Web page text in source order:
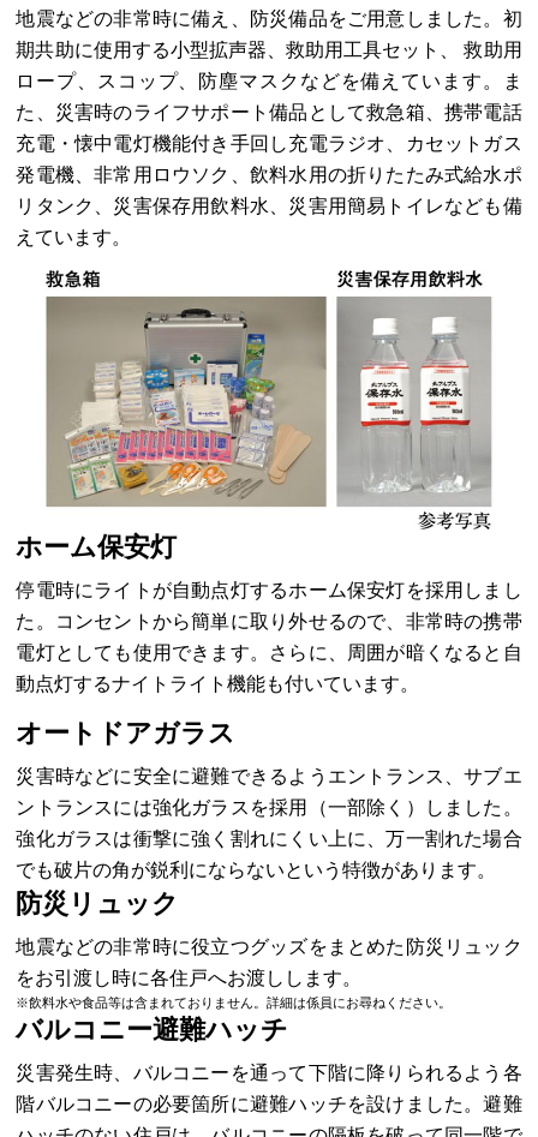
地震などの非常時に備え、防災備品をご用意しました。初
期共助に使用する小型拡声器、救助用工具セット、 救助用
ロープ、スコップ、防塵マスクなどを備えています。ま
た、災害時のライフサポート備品として救急箱、携帯電話
充電・懐中電灯機能付き手回し充電ラジオ、カセットガス
発電機、非常用ロウソク、飲料水用の折りたたみ式給水ポ
リタンク、災害保存用飲料水、災害用簡易トイレなども備
えています。
ホーム保安灯
停電時にライトが自動点灯するホーム保安灯を採用しまし
た。コンセントから簡単に取り外せるので、非常時の携帯
電灯としても使用できます。さらに、周囲が暗くなると自
動点灯するナイトライト機能も付いています。
オートドアガラス
災害時などに安全に避難できるようエントランス、サブエ
ントランスには強化ガラスを採用（一部除く）しました。
強化ガラスは衝撃に強く割れにくい上に、万一割れた場合
でも破片の角が鋭利にならないという特徴があります。
防災リュック
地震などの非常時に役立つグッズをまとめた防災リュック
をお引渡し時に各住戸へお渡しします。
※飲料水や食品等は含まれておりません。詳細は係員にお尋ねください。
バルコニー避難ハッチ
災害発生時、バルコニーを通って下階に降りられるよう各
階バルコニーの必要箇所に避難ハッチを設けました。避難